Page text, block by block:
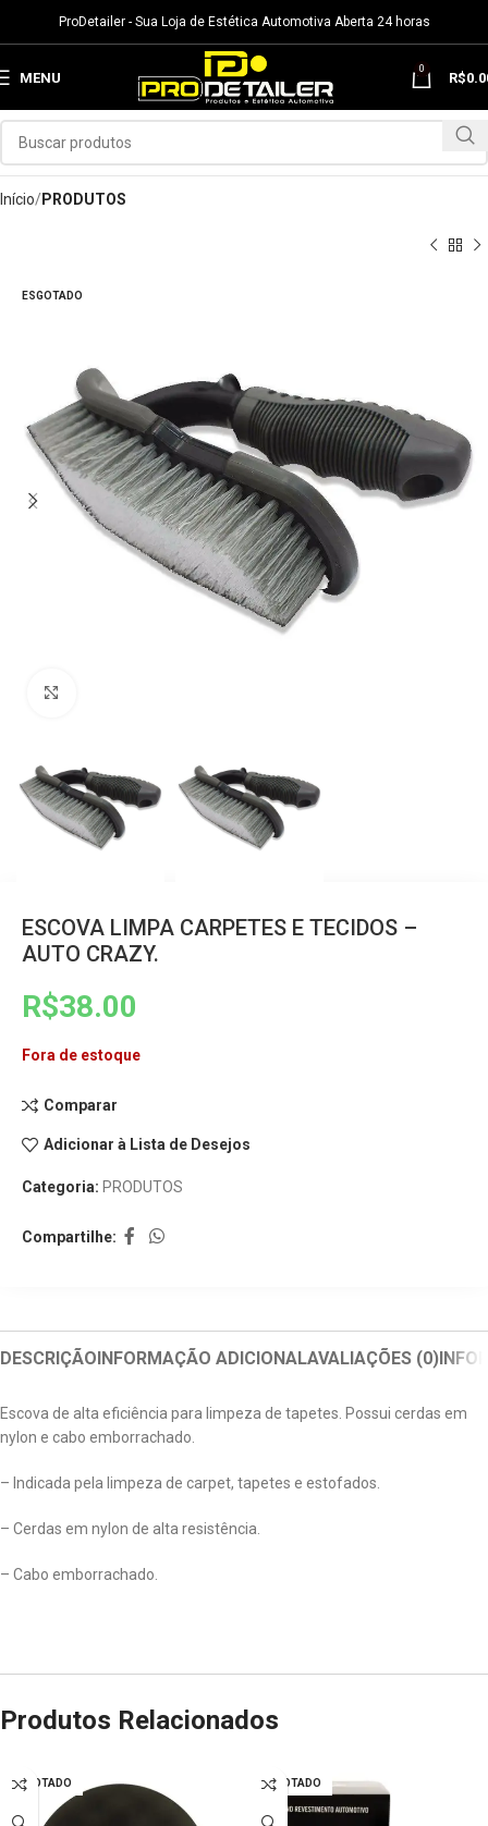
ProDetailer - Sua Loja de Estética Automotiva Aberta 24 horas
MENU
0
R$
Início PRODUTOS
ESGOTADO
ESCOVA LIMPA CARPETES E TECIDOS –
AUTO CRAZY.
R$38.00
Fora de estoque
Comparar
Adicionar à Lista de Desejos
Categoria: PRODUTOS
Compartilhe:
DESCRIÇÃOINFORMAÇÃO ADICIONALAVALIAÇÕES (0)
Escova de alta eficiência para limpeza de tapetes. Possui cerdas em
nylon e cabo emborrachado.
– Indicada pela limpeza de carpet, tapetes e estofados.
– Cerdas em nylon de alta resistência.
– Cabo emborrachado.
Produtos Relacionados
ESGOTADO ESGOTADO